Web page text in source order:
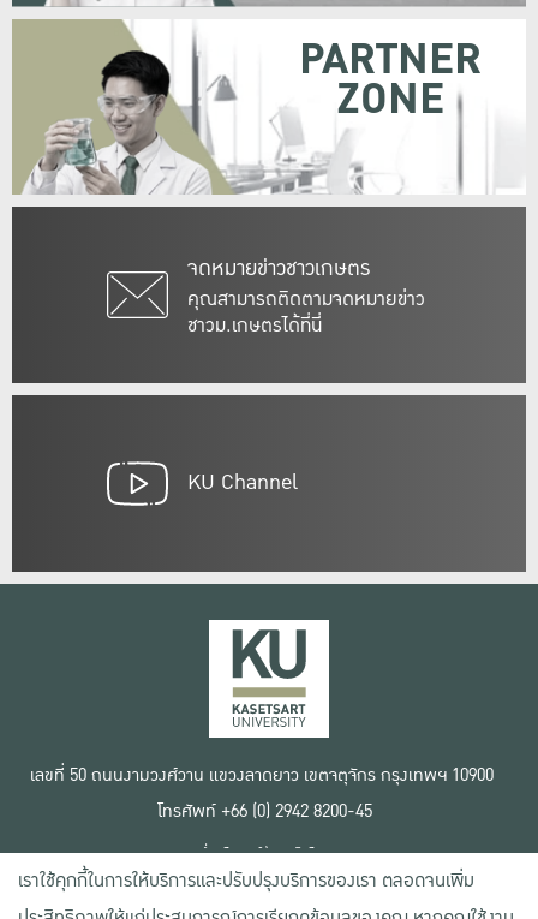
จดหมายข่าวชาวเกษตร
คุณสามารถติดตามจดหมายข่าว
ชาวม.เกษตรได้ที่นี่
PARTNER
ZONE
KU Channel
เลขที่ 50 ถนนงามวงศ์วาน แขวงลาดยาว เขตจตุจักร กรุงเทพฯ 10900
โทรศัพท์ +66 (0) 2942 8200-45
เงื่อนไขการใช้งานเว็บไซต์
ข้อตกลงด้านสิทธิ์ใช้งาน
นโยบายความเป็นส่วนตัว
เราใช้คุกกี้ในการให้บริการและปรับปรุงบริการของเรา ตลอดจนเพิ่ม